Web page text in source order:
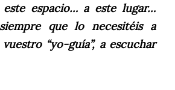
este espacio… a este lugar…
que lo necesitéis a
“yo-guía”, a escuchar